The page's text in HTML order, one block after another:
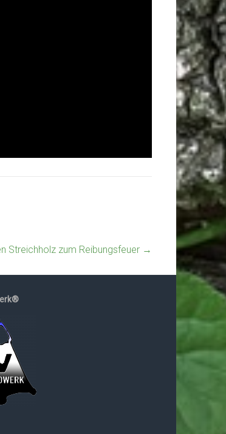
Streichholz zum Reibungsfeuer →